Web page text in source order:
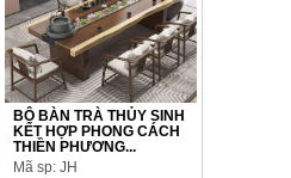
BỘ BÀN TRÀ THỦY SINH
KẾT HỢP PHONG CÁCH
THIỀN PHƯƠNG...
Mã sp: JH